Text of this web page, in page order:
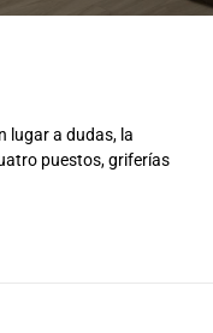
lugar a dudas, la
puestos, griferías